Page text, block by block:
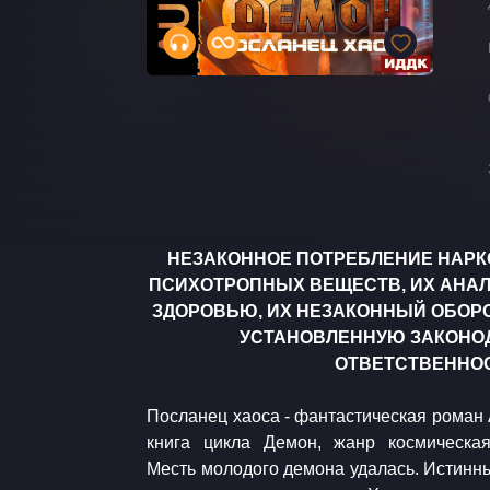
НЕЗАКОННОЕ ПОТРЕБЛЕНИЕ
ПСИХОТРОПНЫХ ВЕЩЕСТВ, ИХ
ЗДОРОВЬЮ, ИХ НЕЗАКОННЫЙ
УСТАНОВЛЕННУЮ
Посланец хаоса - фантастическая
книга цикла Демон, жанр
Месть молодого демона удалась.
Creep Dan Bodan / Leoforos Alexandras
Grammar Silent Partner / Drizzle to
Brothers Records / Blow Thing MK2 /